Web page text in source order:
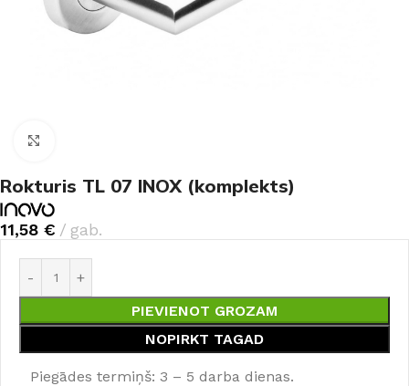
Rokturis TL 07 INOX (komplekts)
11,58 € gab.
PIEVIENOT GROZAM
NOPIRKT TAGAD
Piegādes termiņš: 3 – 5 darba dienas.